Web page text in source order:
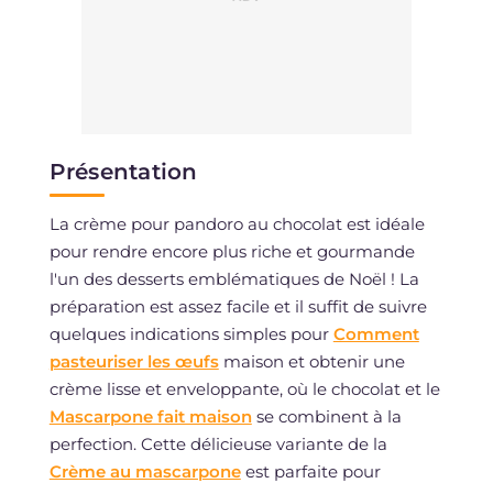
Présentation
La crème pour pandoro au chocolat est idéale
pour rendre encore plus riche et gourmande
l'un des desserts emblématiques de Noël ! La
préparation est assez facile et il suffit de suivre
quelques indications simples pour Comment
pasteuriser les œufsmaison et obtenir une
crème lisse et enveloppante, où le chocolat et le
Mascarpone fait maisonse combinent à la
perfection. Cette délicieuse variante de la
Crème au mascarponeest parfaite pour